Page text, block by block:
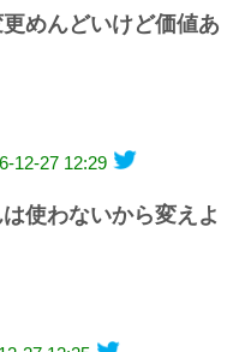
めんどいけど価値あ
12-27 12:29
使わないから変えよ